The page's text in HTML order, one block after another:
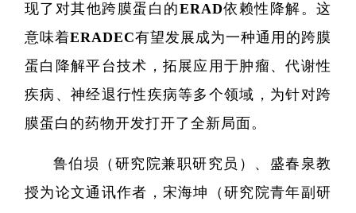
现了对其他跨膜蛋白的ERAD依赖性降解。这
意味着ERADEC有望发展成为一种通用的跨膜
蛋白降解平台技术，拓展应用于肿瘤、代谢性
疾病、神经退行性疾病等多个领域，为针对跨
膜蛋白的药物开发打开了全新局面。
鲁伯埙（研究院兼职研究员）、盛春泉教
授为论文通讯作者，宋海坤（研究院青年副研